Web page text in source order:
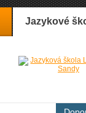
Jazykové